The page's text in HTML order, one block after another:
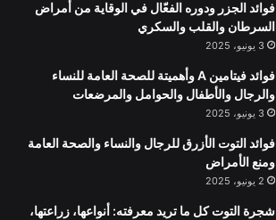
فوائد الجزر ودوره الفعّال في الوقاية من أمراض
السرطان والقلب والسكري
3 يونيو، 2025
فوائد فيتامين A وأهميتة للصحة العامة للنساء
والرجال والأطفال والحوامل والمرضعات
3 يونيو، 2025
فوائد التوت الأزرق للرجال والنساء والصحة العامة
ومنع الأمراض
2 يونيو، 2025
شجرة التوت كل ما تريد معرفته: أنواعها، زراعتها،